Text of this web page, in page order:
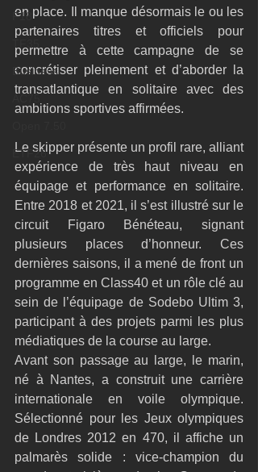
F18
Business
ETF26
en place. Il manque désormais le ou les
partenaires titres et officiels pour
permettre à cette campagne de se
concrétiser pleinement et d’aborder la
transatlantique en solitaire avec des
ambitions sportives affirmées.
Le skipper présente un profil rare, alliant
expérience de très haut niveau en
équipage et performance en solitaire.
Entre 2018 et 2021, il s’est illustré sur le
circuit Figaro Bénéteau, signant
plusieurs places d’honneur. Ces
dernières saisons, il a mené de front un
programme en Class40 et un rôle clé au
sein de l’équipage de Sodebo Ultim 3,
participant à des projets parmi les plus
médiatiques de la course au large.
Avant son passage au large, le marin,
né à Nantes, a construit une carrière
internationale en voile olympique.
Sélectionné pour les Jeux olympiques
de Londres 2012 en 470, il affiche un
palmarès solide : vice-champion du